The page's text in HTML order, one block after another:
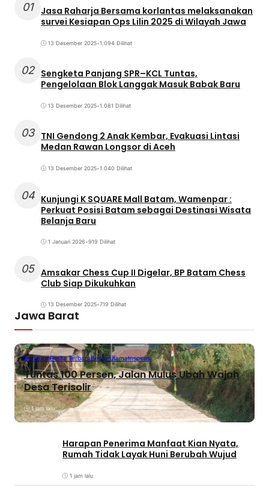
01
Jasa Raharja Bersama korlantas melaksanakan
survei Kesiapan Ops Lilin 2025 di Wilayah Jawa
13 Desember 2025•1.094 Dilihat
02 Sengketa Panjang SPR–KCL Tuntas,
Pengelolaan Blok Langgak Masuk Babak Baru
13 Desember 2025•1.081 Dilihat
03 TNI Gendong 2 Anak Kembar, Evakuasi Lintasi
Medan Rawan Longsor di Aceh
13 Desember 2025•1.040 Dilihat
04 Kunjungi K SQUARE Mall Batam, Wamenpar :
Perkuat Posisi Batam sebagai Destinasi Wisata
Belanja Baru
1 Januari 2026•919 Dilihat
05 Amsakar Chess Cup II Digelar, BP Batam Chess
Club Siap Dikukuhkan
13 Desember 2025•719 Dilihat
Jawa Barat
BandungBerita TerbaruBerita UtamaInspirasi
Tuntas 100 Persen, Jalan Mulus Ubah Wajah
Desa Terisolir
1 jam lalu
Harapan Penerima Manfaat Kian Nyata,
Rumah Tidak Layak Huni Berubah Wujud
1 jam lalu